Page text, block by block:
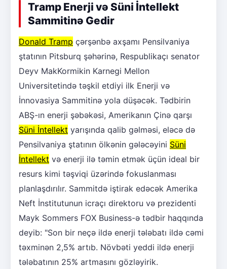
Tramp Enerji və Süni İntellekt
Sammitinə Gedir
Donald Tramp çərşənbə axşamı Pensilvaniya
ştatının Pitsburq şəhərinə, Respublikaçı senator
Deyv MakKormikin Karnegi Mellon
Universitetində təşkil etdiyi ilk Enerji və
İnnovasiya Sammitinə yola düşəcək. Tədbirin
ABŞ-ın enerji şəbəkəsi, Amerikanın Çinə qarşı
Süni İntellekt yarışında qalib gəlməsi, eləcə də
Pensilvaniya ştatının ölkənin gələcəyini Süni
İntellekt və enerji ilə təmin etmək üçün ideal bir
resurs kimi təşviqi üzərində fokuslanması
planlaşdırılır. Sammitdə iştirak edəcək Amerika
Neft İnstitutunun icraçı direktoru və prezidenti
Mayk Sommers FOX Business-ə tədbir haqqında
deyib: "Son bir neçə ildə enerji tələbatı ildə cəmi
təxminən 2,5% artıb. Növbəti yeddi ildə enerji
tələbatının 25% artmasını gözləyirik.